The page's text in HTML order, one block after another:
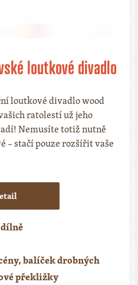
loutkové divadlo
loutkové divadlo wood
ratolestí už jeho
Nemusíte totiž nutně
– stačí pouze rozšířit vaše
balíček drobných
překližky